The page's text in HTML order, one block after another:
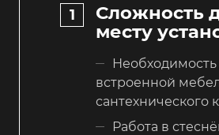
Сложность
месту
встроенной
сантехнического
Работа в